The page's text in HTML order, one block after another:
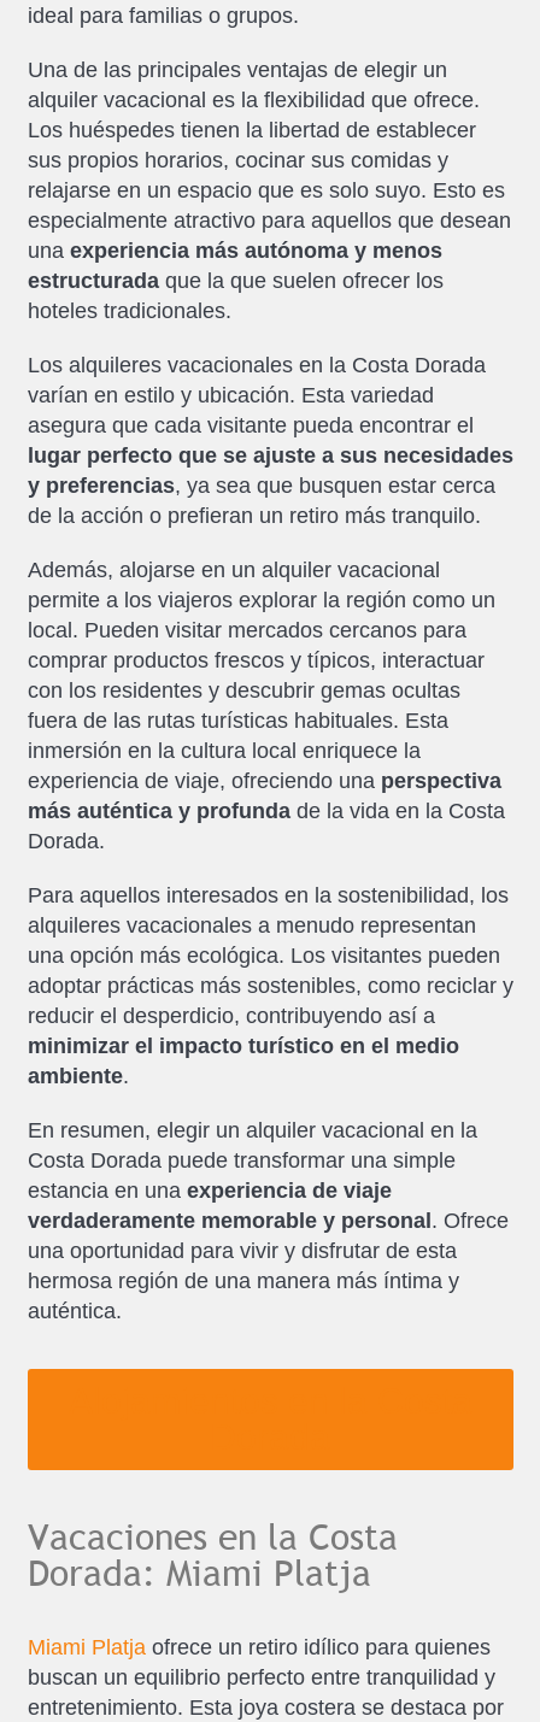
ideal para familias o grupos.
Una de las principales ventajas de elegir un
alquiler vacacional es la flexibilidad que ofrece.
Los huéspedes tienen la libertad de establecer
sus propios horarios, cocinar sus comidas y
relajarse en un espacio que es solo suyo. Esto es
especialmente atractivo para aquellos que desean
una experiencia más autónoma y menos
estructuradaque la que suelen ofrecer los
hoteles tradicionales.
Los alquileres vacacionales en la Costa Dorada
varían en estilo y ubicación. Esta variedad
asegura que cada visitante pueda encontrar el
lugar perfecto que se ajuste a sus necesidades
y preferencias, ya sea que busquen estar cerca
de la acción o prefieran un retiro más tranquilo.
Además, alojarse en un alquiler vacacional
permite a los viajeros explorar la región como un
local. Pueden visitar mercados cercanos para
comprar productos frescos y típicos, interactuar
con los residentes y descubrir gemas ocultas
fuera de las rutas turísticas habituales. Esta
inmersión en la cultura local enriquece la
experiencia de viaje, ofreciendo una perspectiva
más auténtica y profundade la vida en la Costa
Dorada.
Para aquellos interesados en la sostenibilidad, los
alquileres vacacionales a menudo representan
una opción más ecológica. Los visitantes pueden
adoptar prácticas más sostenibles, como reciclar y
reducir el desperdicio, contribuyendo así a
minimizar el impacto turístico en el medio
ambiente.
En resumen, elegir un alquiler vacacional en la
Costa Dorada puede transformar una simple
estancia en una experiencia de viaje
verdaderamente memorable y personal . Ofrece
una oportunidad para vivir y disfrutar de esta
hermosa región de una manera más íntima y
auténtica.
Vacaciones en la Costa
Dorada: Miami Platja
Miami Platjaofrece un retiro idílico para quienes
buscan un equilibrio perfecto entre tranquilidad y
entretenimiento. Esta joya costera se destaca por